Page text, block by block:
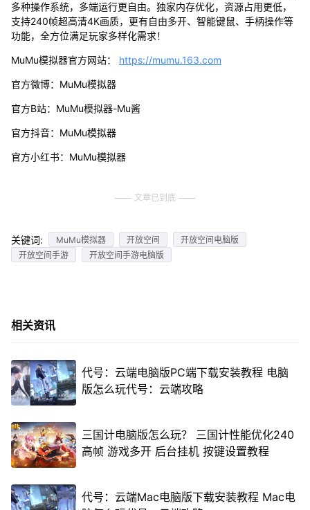
多种操作系统，多端运行更自由。独家内存优化，资源占用更低，
支持240帧超高清4K画质，更有自由多开、智能键鼠、手柄操作等
功能，全方位满足玩家多样化需求！
MuMu模拟器官方网站： https://mumu.163.com
官方微博：MuMu模拟器
官方B站：MuMu模拟器-Mu酱
官方抖音：MuMu模拟器
官方小红书：MuMu模拟器
文章已到底
关键词: MuMu模拟器 开放空间
开放空间电脑版
开放空间手游
开放空间手游电脑版
相关资讯
代号：云端电脑版PC端下载安装教程 电脑
版怎么玩代号：云端攻略
三国计电脑版怎么玩？ 三国计性能优化240
高帧 游戏多开 后台挂机 按键设置教程
代号：云端Mac电脑版下载安装教程 Mac电